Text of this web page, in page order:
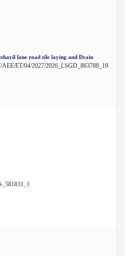
lane road tile laying and Drain
ET/04/2027/2026_LSGD_863788_19